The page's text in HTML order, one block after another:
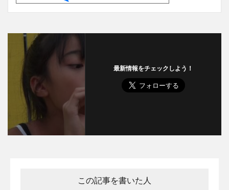
最新情報をチェックしよう！
この記事を書いた人